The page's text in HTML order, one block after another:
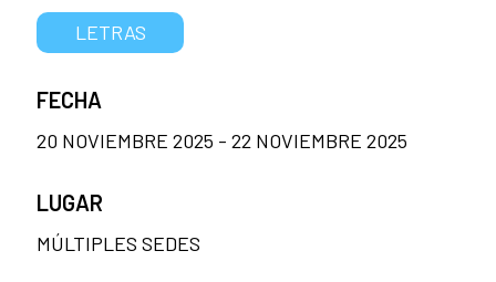
LETRAS
FECHA
20 NOVIEMBRE 2025 - 22 NOVIEMBRE 2025
LUGAR
MÚLTIPLES SEDES